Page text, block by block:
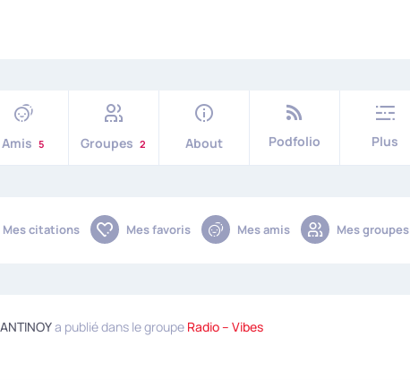
Amis 5 Groupes 2 About Podfolio Plus
Mes citations Mes favoris Mes amis Mes groupes
a publié dans le groupe Radio – Vibes